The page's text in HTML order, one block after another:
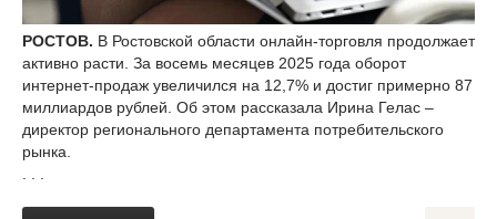
РОСТОВ. В Ростовской области онлайн-торговля продолжает
активно расти. За восемь месяцев 2025 года оборот
интернет-продаж увеличился на 12,7% и достиг примерно 87
миллиардов рублей. Об этом рассказала Ирина Гелас –
директор регионального департамента потребительского
рынка.
. . .